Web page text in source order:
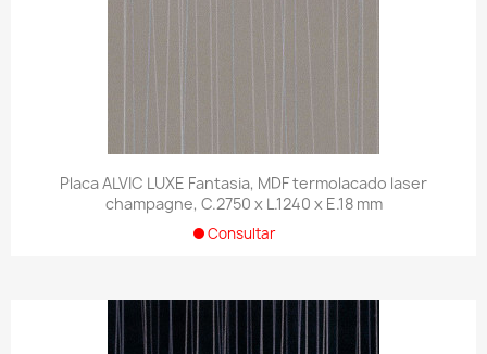
Placa ALVIC LUXE Fantasia, MDF termolacado laser
champagne, C.2750 x L.1240 x E.18 mm
Consultar